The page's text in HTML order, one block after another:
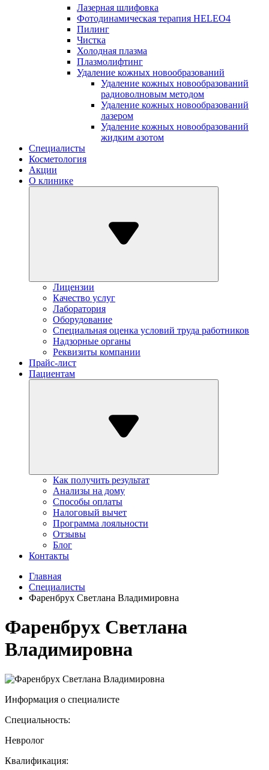
Лазерная шлифовка
Фотодинамическая терапия HELEO4
Пилинг
Чистка
Холодная плазма
Плазмолифтинг
Удаление кожных новообразований
Удаление кожных новообразований
радиоволновым методом
Удаление кожных новообразований
лазером
Удаление кожных новообразований
жидким азотом
Специалисты
Косметология
Акции
О клинике
Лицензии
Качество услуг
Лаборатория
Оборудование
Специальная оценка условий труда работников
Надзорные органы
Реквизиты компании
Прайс-лист
Пациентам
Как получить результат
Анализы на дому
Способы оплаты
Налоговый вычет
Программа лояльности
Отзывы
Блог
Контакты
Главная
Специалисты
Фаренбрух Светлана Владимировна
Фаренбрух Светлана
Владимировна
Информация о специалисте
Специальность:
Невролог
Квалификация: